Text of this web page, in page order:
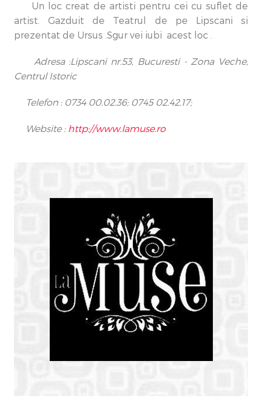
Un loc creat de artisti pentru cei cu suflet de
artist. Gazduit de Teatrul de pe Lipscani si
prezentat de Ursus .Sgur vei iubi acest loc .
Adresa :Lipscani nr.53, Bucuresti - Zona Veche,
Centrul Istoric
Telefon : 0734 00.02.36; 0745 02.42.17;
Website : http://www.lamuse.ro